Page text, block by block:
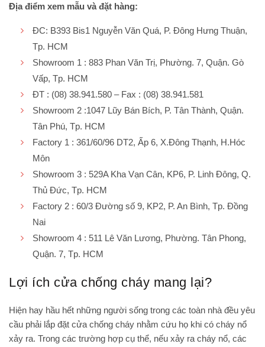
Địa điểm xem mẫu và đặt hàng:
ĐC: B393 Bis1 Nguyễn Văn Quá, P. Đông Hưng Thuận,
Tp. HCM
Showroom 1 : 883 Phan Văn Trị, Phường. 7, Quận. Gò
Vấp, Tp. HCM
ĐT : (08) 38.941.580 – Fax : (08) 38.941.581
Showroom 2 :1047 Lũy Bán Bích, P. Tân Thành, Quận.
Tân Phú, Tp. HCM
Factory 1 : 361/60/96 DT2, Ấp 6, X.Đông Thạnh, H.Hóc
Môn
Showroom 3 : 529A Kha Vạn Cân, KP6, P. Linh Đông, Q.
Thủ Đức, Tp. HCM
Factory 2 : 60/3 Đường số 9, KP2, P. An Bình, Tp. Đồng
Nai
Showroom 4 : 511 Lê Văn Lương, Phường. Tân Phong,
Quận. 7, Tp. HCM
Lợi ích cửa chống cháy mang lại?
Hiện hay hầu hết những người sống trong các toàn nhà đều yêu
cầu phải lắp đặt cửa chống cháy nhằm cứu họ khi có cháy nổ
xảy ra. Trong các trường hợp cụ thể, nếu xảy ra cháy nổ, các